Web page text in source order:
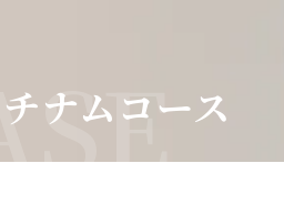
ナムコース